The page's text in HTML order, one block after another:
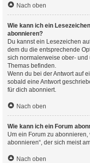
Nach oben
Wie kann ich ein
abonnieren?
Du kannst ein Lesezeichen
dem du die entsprechende
sich normalerweise ober-
Themas befinden.
Wenn du bei der Antwort auf
sobald eine Antwort
für dich abonniert.
Nach oben
Wie kann ich ein Forum
Um ein Forum zu
abonnieren“, der sich meist
Nach oben